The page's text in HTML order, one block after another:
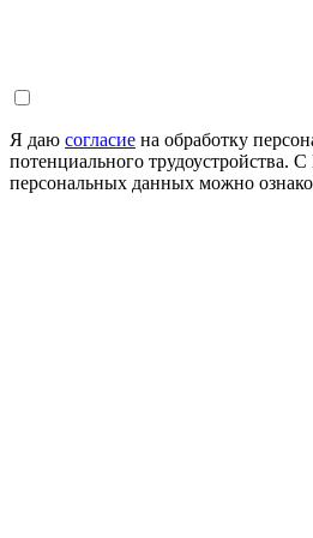
Я даю согласие на обработку
потенциального трудоустройства.
персональных данных можно